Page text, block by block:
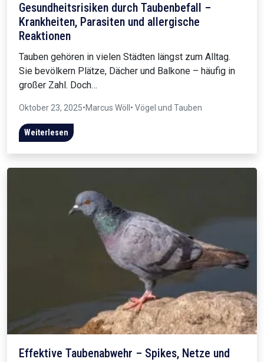
Gesundheitsrisiken durch Taubenbefall –
Krankheiten, Parasiten und allergische
Reaktionen
Tauben gehören in vielen Städten längst zum Alltag.
Sie bevölkern Plätze, Dächer und Balkone – häufig in
großer Zahl. Doch…
Oktober 23, 2025•Marcus Wöll • Vögel und Tauben
Weiterlesen
Effektive Taubenabwehr – Spikes, Netze und